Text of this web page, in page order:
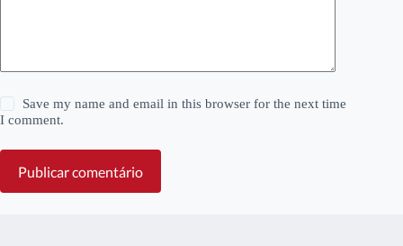
Save my name and email in this browser for the next time
I comment.
Publicar comentário